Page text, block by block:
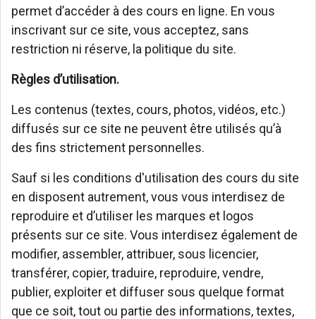
permet d’accéder à des cours en ligne. En vous
inscrivant sur ce site, vous acceptez, sans
restriction ni réserve, la politique du site.
Règles d’utilisation.
Les contenus (textes, cours, photos, vidéos, etc.)
diffusés sur ce site ne peuvent être utilisés qu’à
des fins strictement personnelles.
Sauf si les conditions d'utilisation des cours du site
en disposent autrement, vous vous interdisez de
reproduire et d’utiliser les marques et logos
présents sur ce site. Vous interdisez également de
modifier, assembler, attribuer, sous licencier,
transférer, copier, traduire, reproduire, vendre,
publier, exploiter et diffuser sous quelque format
que ce soit, tout ou partie des informations, textes,